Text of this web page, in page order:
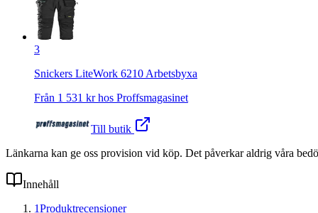
3
Snickers LiteWork 6210 Arbetsbyxa
Från 1 531 kr hos Proffsmagasinet
Till butik
Länkarna kan ge oss provision vid köp. Det påverkar aldrig våra
Innehåll
1Produktrecensioner